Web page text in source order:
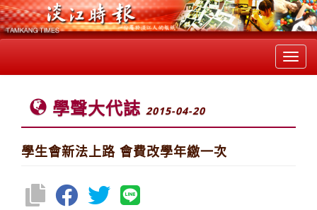
學聲大代誌 2015-04-20
學生會新法上路 會費改學年繳一次